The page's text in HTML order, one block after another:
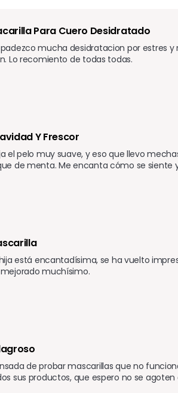
Para Cuero Desidratado
mucha desidratacion por estres
Lo recomiento de todas todas.
Y Frescor
el pelo muy suave, y eso que llevo
de menta. Me encanta cómo se siente
está encantadísima, se ha vuelto
muchísimo.
de probar mascarillas que no
sus productos, que espero no se agoten